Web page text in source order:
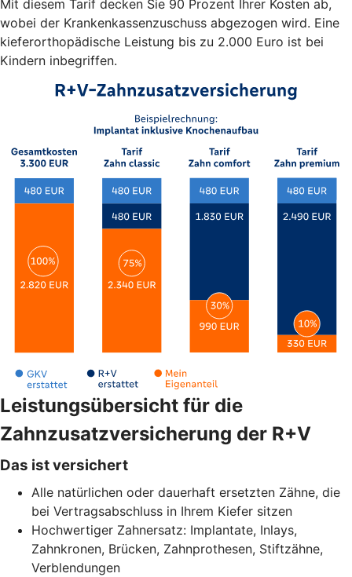
Mit diesem Tarif decken Sie 90 Prozent Ihrer Kosten ab,
wobei der Krankenkassenzuschuss abgezogen wird. Eine
kieferorthopädische Leistung bis zu 2.000 Euro ist bei
Kindern inbegriffen.
Leistungsübersicht für die
Zahnzusatzversicherung der R+V
Das ist versichert
Alle natürlichen oder dauerhaft ersetzten Zähne, die
bei Vertragsabschluss in Ihrem Kiefer sitzen
Hochwertiger Zahnersatz: Implantate, Inlays,
Zahnkronen, Brücken, Zahnprothesen, Stiftzähne,
Verblendungen